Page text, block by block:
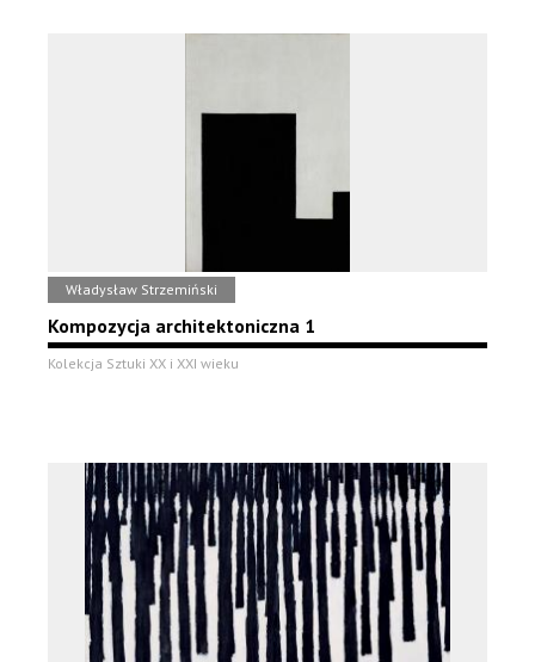
Władysław Strzemiński
Kompozycja architektoniczna 1
Kolekcja Sztuki XX i XXI wieku